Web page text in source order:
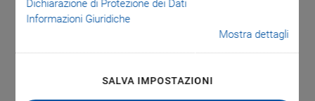
Dichiarazione di Protezione dei Dati
Informazioni Giuridiche
Mostra dettagli
SALVA IMPOSTAZIONI
multi-axis accuracy